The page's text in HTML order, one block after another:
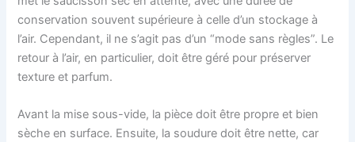
conservation souvent supérieure à celle d’un stockage à
l’air. Cependant, il ne s’agit pas d’un “mode sans règles”. Le
retour à l’air, en particulier, doit être géré pour préserver
texture et parfum.
Avant la mise sous-vide, la pièce doit être propre et bien
sèche en surface. Ensuite, la soudure doit être nette, car